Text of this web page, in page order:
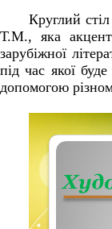
Круглий
Т.М., яка
зарубіжної
під час якої
допомогою